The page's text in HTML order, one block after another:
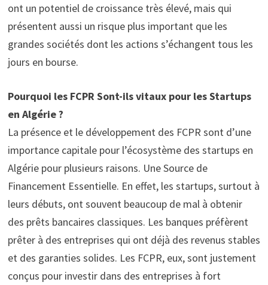
ont un potentiel de croissance très élevé, mais qui
présentent aussi un risque plus important que les
grandes sociétés dont les actions s’échangent tous les
jours en bourse.
Pourquoi les FCPR Sont-ils vitaux pour les Startups
en Algérie ?
La présence et le développement des FCPR sont d’une
importance capitale pour l’écosystème des startups en
Algérie pour plusieurs raisons. Une Source de
Financement Essentielle. En effet, les startups, surtout à
leurs débuts, ont souvent beaucoup de mal à obtenir
des prêts bancaires classiques. Les banques préfèrent
prêter à des entreprises qui ont déjà des revenus stables
et des garanties solides. Les FCPR, eux, sont justement
conçus pour investir dans des entreprises à fort